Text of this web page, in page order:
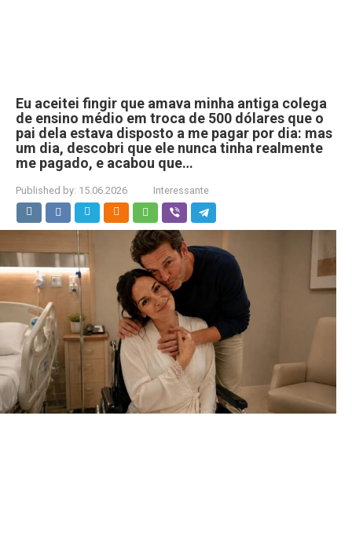
Eu aceitei fingir que amava minha antiga colega
de ensino médio em troca de 500 dólares que o
pai dela estava disposto a me pagar por dia: mas
um dia, descobri que ele nunca tinha realmente
me pagado, e acabou que…
Published by: 15.06.2026 Interessante